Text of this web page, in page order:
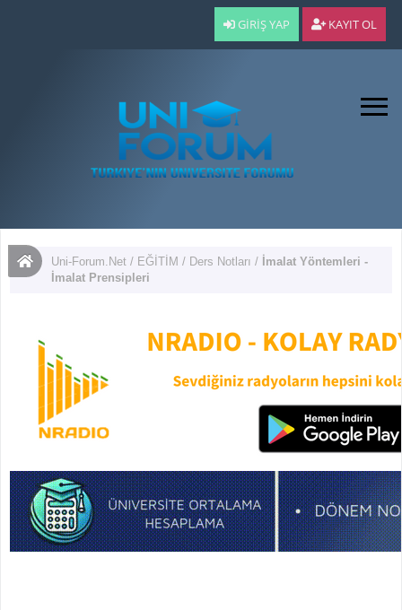
GIRIŞ YAP KAYIT OL
Uni-Forum.Net / EĞİTİM / Ders Notları / İmalat Yöntemleri -
İmalat Prensipleri